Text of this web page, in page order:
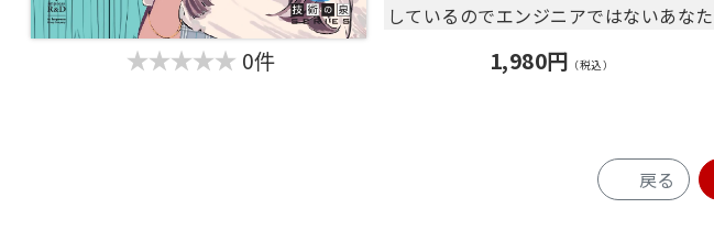
0件
しているのでエンジニアではないあなた
2章：Pythonの環境構築と言語学習
1,980円 （税込）
戻る